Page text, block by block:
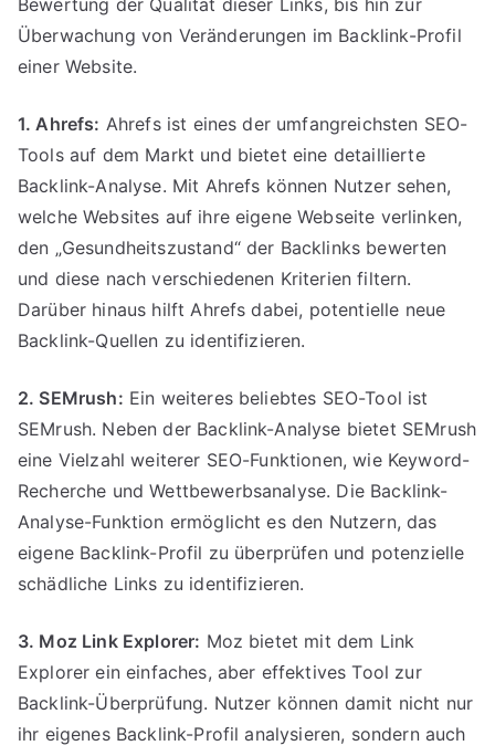
Bewertung der Qualität dieser Links, bis hin zur
Überwachung von Veränderungen im Backlink-Profil
einer Website.
1. Ahrefs: Ahrefs ist eines der umfangreichsten SEO-
Tools auf dem Markt und bietet eine detaillierte
Backlink-Analyse. Mit Ahrefs können Nutzer sehen,
welche Websites auf ihre eigene Webseite verlinken,
den „Gesundheitszustand“ der Backlinks bewerten
und diese nach verschiedenen Kriterien filtern.
Darüber hinaus hilft Ahrefs dabei, potentielle neue
Backlink-Quellen zu identifizieren.
2. SEMrush: Ein weiteres beliebtes SEO-Tool ist
SEMrush. Neben der Backlink-Analyse bietet SEMrush
eine Vielzahl weiterer SEO-Funktionen, wie Keyword-
Recherche und Wettbewerbsanalyse. Die Backlink-
Analyse-Funktion ermöglicht es den Nutzern, das
eigene Backlink-Profil zu überprüfen und potenzielle
schädliche Links zu identifizieren.
3. Moz Link Explorer: Moz bietet mit dem Link
Explorer ein einfaches, aber effektives Tool zur
Backlink-Überprüfung. Nutzer können damit nicht nur
ihr eigenes Backlink-Profil analysieren, sondern auch